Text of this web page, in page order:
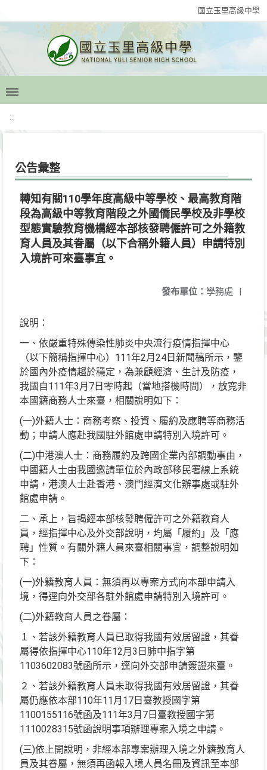
國立玉里高級中學
:::
公告彙整
轉知有關110學年度高級中等學校、最高教育階
段為高級中等教育階段之外國僑民學校及非學校
型態實驗教育機構經本部核發聘僱許可之外籍教
育人員及其眷屬（以下合稱外籍人員）申請特別
入境許可來臺事宜。
發布單位： 學務處 |
說明：
一、依嚴重特殊傳染性肺炎中央流行疫情指揮中心
（以下簡稱指揮中心）111年2月24日新聞稿所示，鑒
於國內外疫情趨於穩定，為兼顧經濟、生計及防疫，
我國自111年3月7日零時起（當地搭機時間），放寬非
本國籍商務人士來臺，相關說明如下：
(一)外籍人士：商務考察、投資、履約及應聘等商務活
動；申請人應赴我國駐外館處申請特別入境許可。
(二)中港澳人士：商務履約及跨國企業內部調動事由，
中國籍人士由我國邀請單位於內政部移民署線上系統
申請，港澳人士赴香港、澳門經濟文化辦事處或駐外
館處申請。
二、承上，旨揭經本部核發聘僱許可之外籍教育人
員，經指揮中心及外交部說明，均屬「履約」及「應
聘」性質。有關外籍人員來臺相關事宜，調整說明如
下：
(一)外籍教育人員：無須再以專案方式向本部申請入
境，得逕向外交部各駐外館處申請特別入境許可。
(二)外籍教育人員之眷屬：
１、若該外籍教育人員已取得我國有效居留證，其眷
屬得依指揮中心110年12月3日肺中指字第
1103602083號函所示，逕向外交部申請簽證來臺。
２、若該外籍教育人員未取得我國有效居留證，其眷
屬仍應依本部110年11月17日臺教授國字第
1100155116號函及111年3月7日臺教授國字第
1110028315號函說明事項辦理專案入境之申請。
(三)依上開說明，非經本部專案辦理入境之外籍教育人
員及其眷屬，無須再函報入境人員名冊及資訊至本部